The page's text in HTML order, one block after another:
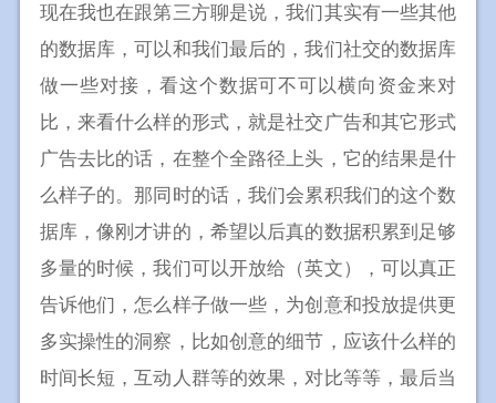
现在我也在跟第三方聊是说，我们其实有一些其他
的数据库，可以和我们最后的，我们社交的数据库
做一些对接，看这个数据可不可以横向资金来对
比，来看什么样的形式，就是社交广告和其它形式
广告去比的话，在整个全路径上头，它的结果是什
么样子的。那同时的话，我们会累积我们的这个数
据库，像刚才讲的，希望以后真的数据积累到足够
多量的时候，我们可以开放给（英文），可以真正
告诉他们，怎么样子做一些，为创意和投放提供更
多实操性的洞察，比如创意的细节，应该什么样的
时间长短，互动人群等的效果，对比等等，最后当